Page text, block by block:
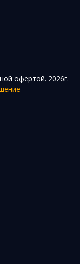
офертой. 2026г.